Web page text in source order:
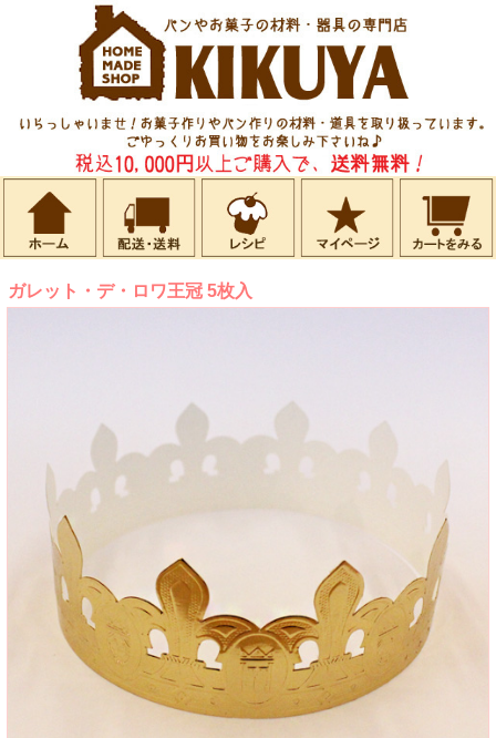
ガレット・デ・ロワ王冠 5枚入